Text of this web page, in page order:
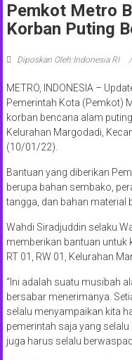
Pemkot Metro
Korban Puting
Diposkan Oleh:Indonesia RI
METRO, INDONESIA –
Pemerintah Kota (Pemkot)
korban bencana alam
Kelurahan Margodadi,
(10/01/22).
Bantuan yang diberikan
berupa bahan sembako,
tangga, dan bahan material
Wahdi Siradjuddin selaku
memberikan bantuan untuk
RT 01, RW 01, Kelurahan
“Ini adalah suatu musibah
bersabar menerimanya.
selalu menyampaikan kita
pemerintah saja yang
juga harus selalu